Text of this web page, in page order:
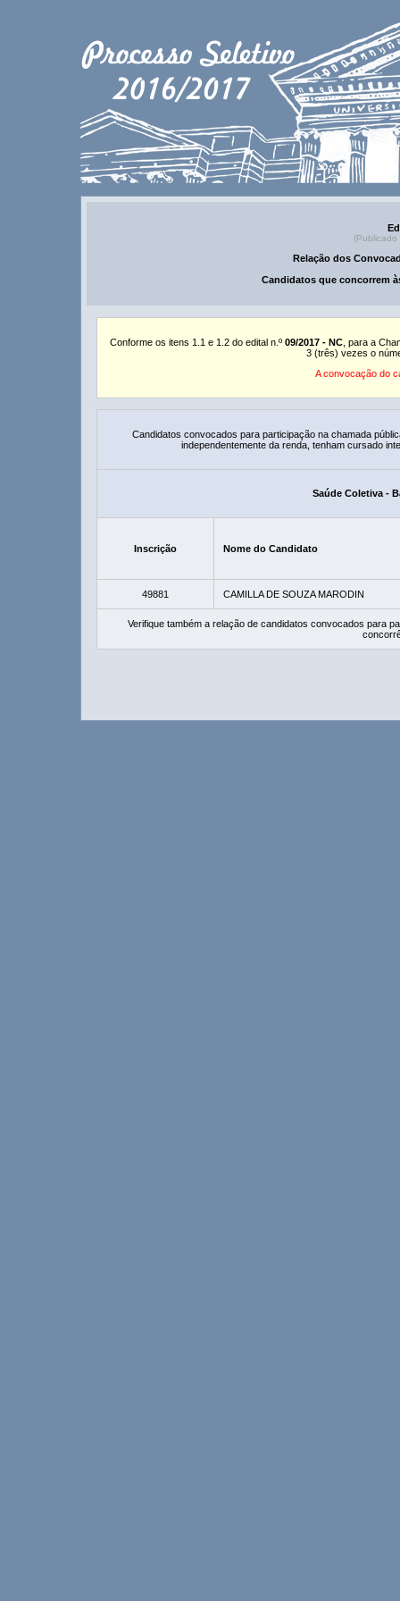
(Publicado
Relação dos
Candidatos que concorrem
Conforme os itens 1.1 e 1.2 do edital n.º 09/2017 - NC , para a
3 (três) vezes o
A convocação do
Candidatos convocados para participação na chamada
independentemente da renda, tenham cursado
Saúde Coletiva -
Inscrição Nome do Candidato
49881 CAMILLA DE SOUZA MARODIN
Verifique também a relação de candidatos convocados para